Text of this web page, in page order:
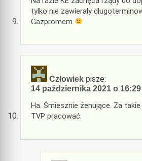
tylko nie zawierały
Gazpromem
Człowiek pisze:
14 października 2021 o 16:29
Ha. Śmiesznie żenujące. Za
TVP pracować.